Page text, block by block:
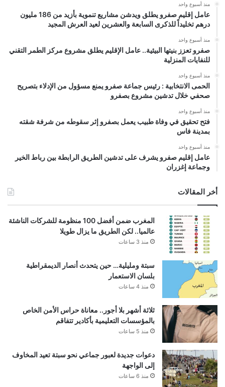
منذ أسبوع واحد
عامل إقليم صفرو يطلق ويدشن مشاريع تنموية بأزيد من 186 مليون
درهم تخليداً للذكرى السابعة والعشرين لعيد العرش المجيد
منذ أسبوع واحد
صفرو تعزز بنيتها البيئية.. عامل الإقليم يطلق مشروع مركز الطمر التقني
للنفايات المنزلية
منذ أسبوع واحد
الحمى الانتخابية : رئيس جماعة صفرو يمنع مسؤول من الإدلاء بتصريح
صحفي خلال تدشين مشروع بصفرو
منذ أسبوع واحد
فتح تحقيق في وفاة طبيب يعمل بصفرو إثر سقوطه من شرفة شقته
بمدينة فاس
منذ أسبوع واحد
عامل إقليم صفرو يشرف على تدشين الطريق الرابطة بين رباط الخير
وجماعة إغزران
أخر المقالات
المغرب ضمن أفضل 100 منظومة للشركات الناشئة
عالميا.. لكن الطريق ما يزال طويلا
منذ 3 ساعات
سبتة ومليلية… حين يتحدث أنصار الديمقراطية
بلسان الاستعمار
منذ 4 ساعات
ثلاثة أشهر بلا أجور.. معاناة حراس الأمن الخاص
بالمؤسسات التعليمية بأكادير تتفاقم
منذ 5 ساعات
دعوات جديدة لعبور جماعي نحو سبتة تعيد المخاوف
إلى الواجهة
منذ 6 ساعات